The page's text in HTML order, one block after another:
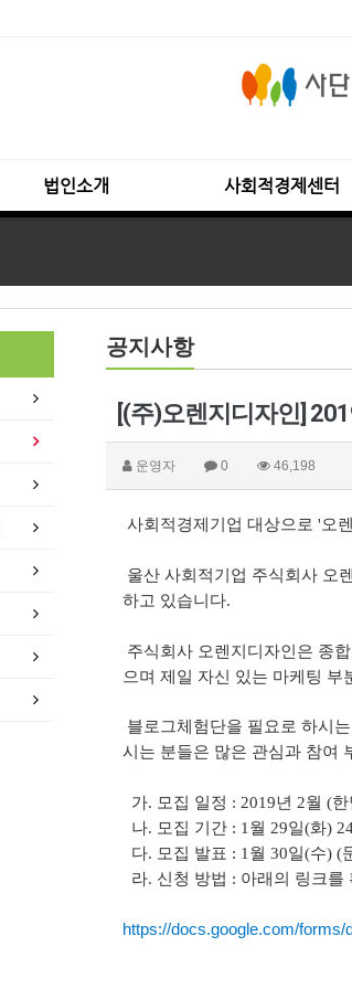
법인소개 사회적경제센터
공지사항
[(주)오렌지디자인]
운영자 0 46,198
사회적경제기업 대상으로 '오
울산 사회적기업 주식회사 오
하고 있습니다.
주식회사 오렌지디자인은 종
으며 제일 자신 있는 마케팅
블로그체험단을 필요로 하시
시는 분들은 많은 관심과 참여
가. 모집 일정 : 2019년 2월 (
나. 모집 기간 : 1월 29일(화)
다. 모집 발표 : 1월 30일(수) (
라. 신청 방법 : 아래의 링크
https://docs.google.com/